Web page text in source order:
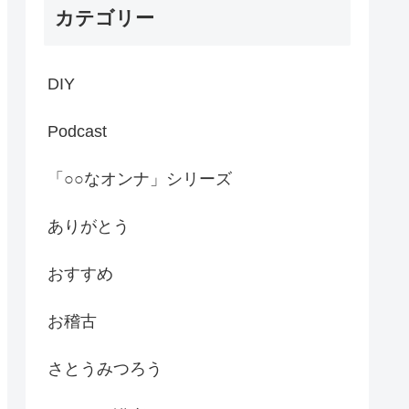
カテゴリー
DIY
Podcast
「○○なオンナ」シリーズ
ありがとう
おすすめ
お稽古
さとうみつろう